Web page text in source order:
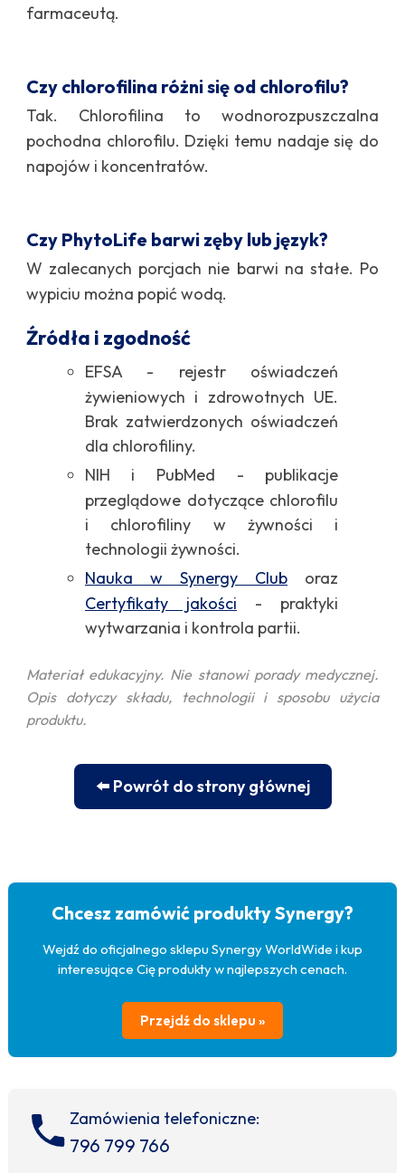
farmaceutą.
Czy chlorofilina różni się od chlorofilu?
Tak. Chlorofilina to wodnorozpuszczalna
pochodna chlorofilu. Dzięki temu nadaje się do
napojów i koncentratów.
Czy PhytoLife barwi zęby lub język?
W zalecanych porcjach nie barwi na stałe. Po
wypiciu można popić wodą.
Źródła i zgodność
EFSA - rejestr oświadczeń
żywieniowych i zdrowotnych UE.
Brak zatwierdzonych oświadczeń
dla chlorofiliny.
NIH i PubMed - publikacje
przeglądowe dotyczące chlorofilu
i chlorofiliny w żywności i
technologii żywności.
Nauka w Synergy Club oraz
Certyfikaty jakości - praktyki
wytwarzania i kontrola partii.
Materiał edukacyjny. Nie stanowi porady medycznej.
Opis dotyczy składu, technologii i sposobu użycia
produktu.
⬅️ Powrót do strony głównej
Chcesz zamówić produkty Synergy?
Wejdź do oficjalnego sklepu Synergy WorldWide i kup
interesujące Cię produkty w najlepszych cenach.
Przejdź do sklepu »
Zamówienia telefoniczne:
796 799 766